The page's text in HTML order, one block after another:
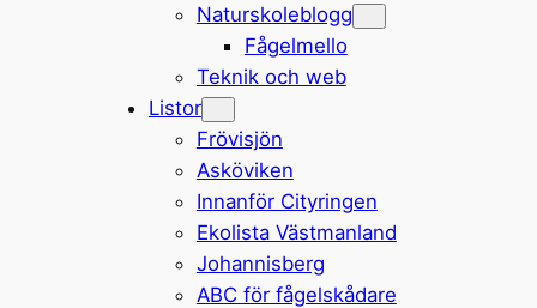
Naturskoleblogg
Fågelmello
Teknik och web
Listor
Frövisjön
Asköviken
Innanför Cityringen
Ekolista Västmanland
Johannisberg
ABC för fågelskådare